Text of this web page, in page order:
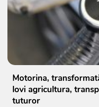
Motorina,
lovi agricultura,
tuturor